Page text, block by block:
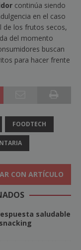
continúa siendo
en el caso
de los frutos secos,
del momento
buscan
para hacer frente
FOODTECH
CON ARTÍCULO
saludable